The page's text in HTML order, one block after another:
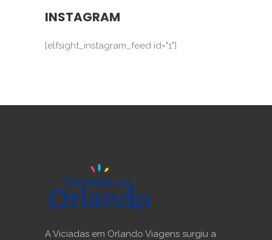
INSTAGRAM
[elfsight_instagram_feed id="1"]
A Viciadas em Orlando Viagens surgiu a